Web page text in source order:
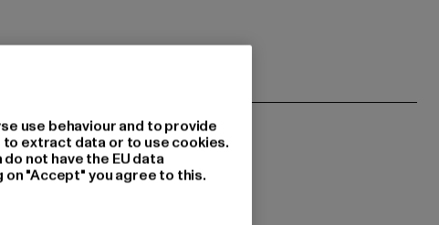
use behaviour and to provide
extract data or to use cookies.
not have the EU data
"Accept" you agree to this.